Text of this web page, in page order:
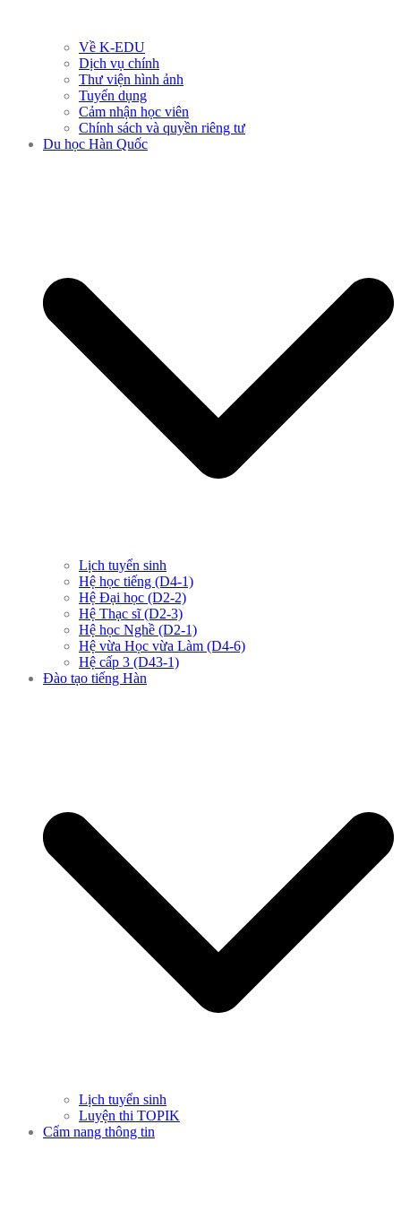
Về K-EDU
Dịch vụ chính
Thư viện hình ảnh
Tuyển dụng
Cảm nhận học viên
Chính sách và quyền riêng tư
Du học Hàn Quốc
Lịch tuyển sinh
Hệ học tiếng (D4-1)
Hệ Đại học (D2-2)
Hệ Thạc sĩ (D2-3)
Hệ học Nghề (D2-1)
Hệ vừa Học vừa Làm (D4-6)
Hệ cấp 3 (D43-1)
Đào tạo tiếng Hàn
Lịch tuyển sinh
Luyện thi TOPIK
Cẩm nang thông tin